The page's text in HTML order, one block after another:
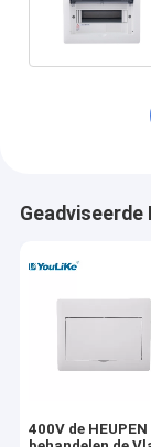
Geadviseerde
400V de HEUPEN